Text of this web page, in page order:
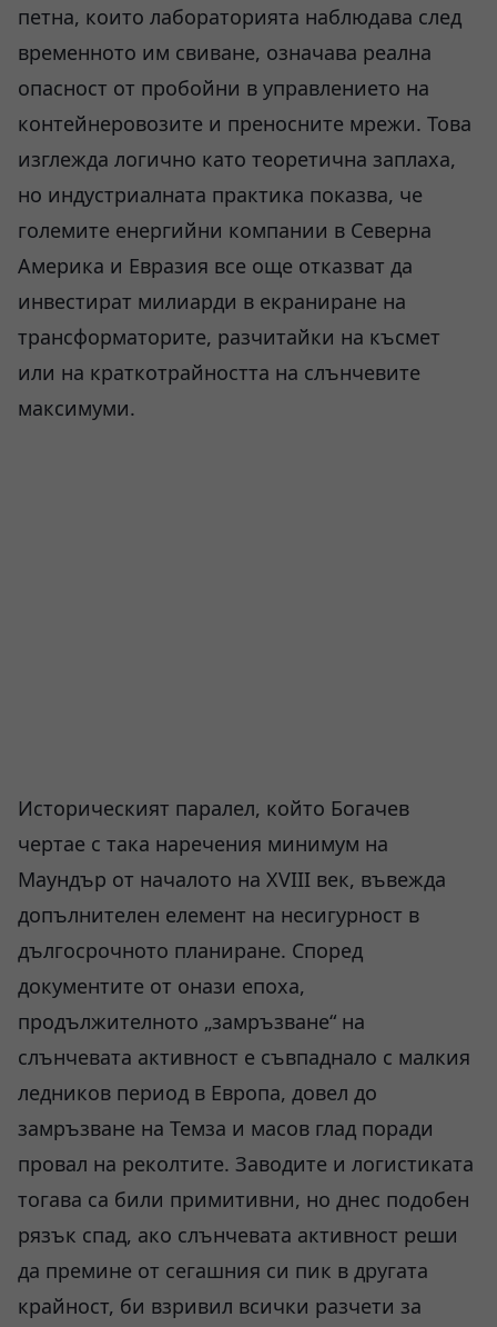
петна, които лабораторията наблюдава след
временното им свиване, означава реална
опасност от пробойни в управлението на
контейнеровозите и преносните мрежи. Това
изглежда логично като теоретична заплаха,
но индустриалната практика показва, че
големите енергийни компании в Северна
Америка и Евразия все още отказват да
инвестират милиарди в екраниране на
трансформаторите, разчитайки на късмет
или на краткотрайността на слънчевите
максимуми.
Историческият паралел, който Богачев
чертае с така наречения минимум на
Маундър от началото на XVIII век, въвежда
допълнителен елемент на несигурност в
дългосрочното планиране. Според
документите от онази епоха,
продължителното „замръзване“ на
слънчевата активност е съвпаднало с малкия
ледников период в Европа, довел до
замръзване на Темза и масов глад поради
провал на реколтите. Заводите и логистиката
тогава са били примитивни, но днес подобен
рязък спад, ако слънчевата активност реши
да премине от сегашния си пик в другата
крайност, би взривил всички разчети за